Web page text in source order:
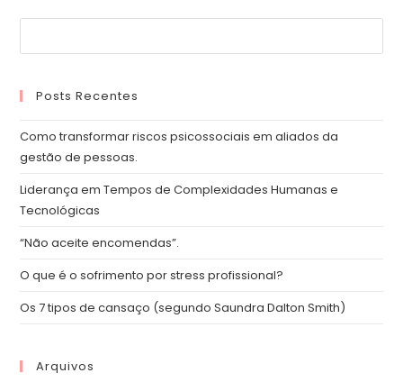
Posts Recentes
Como transformar riscos psicossociais em aliados da
gestão de pessoas.
Liderança em Tempos de Complexidades Humanas e
Tecnológicas
“Não aceite encomendas”.
O que é o sofrimento por stress profissional?
Os 7 tipos de cansaço (segundo Saundra Dalton Smith)
Arquivos